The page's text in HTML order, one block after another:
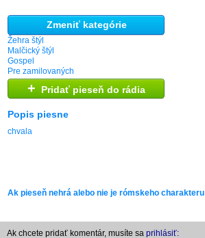
Zmeniť kategórie
Žehra štýl
Malčický štýl
Gospel
Pre zamilovaných
+ Pridať pieseň do rádia
Popis piesne
chvala
Ak pieseň nehrá alebo nie je rómskeho charakteru
Ak chcete pridať komentár, musíte sa prihlásiť: